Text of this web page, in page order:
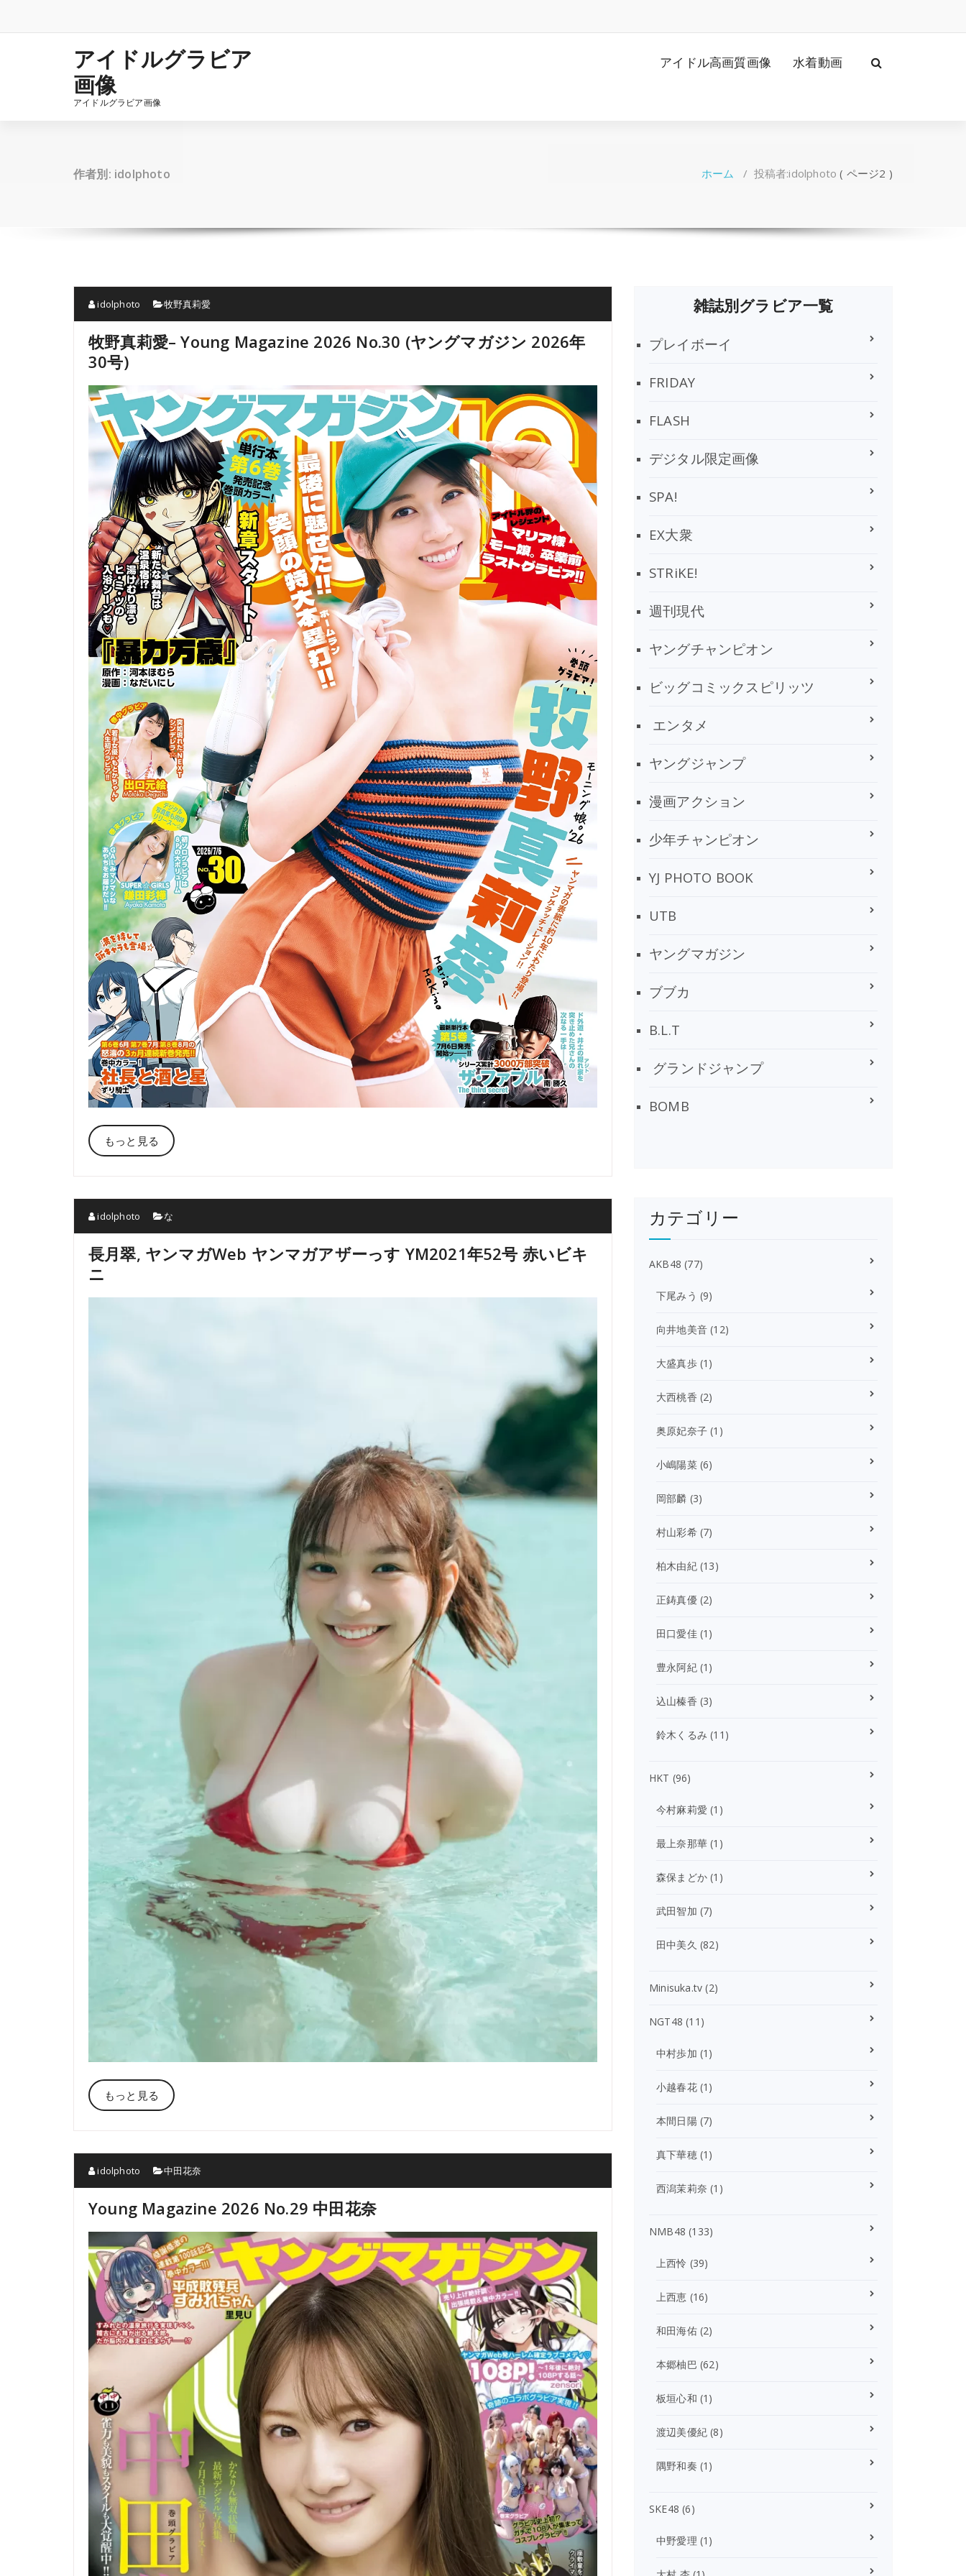
テ
アイドルグラビア
画像
アイドルグラビア画像
アイドル高画質画像 水着動画
作者別: idolphoto ホーム / 投稿者:idolphoto ( ページ2 )
idolphoto 牧野真莉愛
牧野真莉愛– Young Magazine 2026 No.30 (ヤングマガジン 2026年
30号)
もっと見る
idolphoto な
長月翠, ヤンマガWeb ヤンマガアザーっす YM2021年52号 赤いビキ
ニ
もっと見る
idolphoto 中田花奈
Young Magazine 2026 No.29 中田花奈
雑誌別グラビア一覧
プレイボーイ
FRIDAY
FLASH
デジタル限定画像
SPA!
EX大衆
STRiKE!
週刊現代
ヤングチャンピオン
ビッグコミックスピリッツ
エンタメ
ヤングジャンプ
漫画アクション
少年チャンピオン
YJ PHOTO BOOK
UTB
ヤングマガジン
ブブカ
B.L.T
グランドジャンプ
BOMB
カテゴリー
AKB48 (77)
下尾みう (9)
向井地美音 (12)
大盛真歩(1)
大西桃香 (2)
奥原妃奈子 (1)
小嶋陽菜(6)
岡部麟 (3)
村山彩希(7)
柏木由紀(13)
正鋳真優(2)
田口愛佳(1)
豊永阿紀(1)
込山榛香 (3)
鈴木くるみ (11)
HKT (96)
今村麻莉愛 (1)
最上奈那華 (1)
森保まどか (1)
武田智加 (7)
田中美久 (82)
Minisuka.tv (2)
NGT48 (11)
中村歩加 (1)
小越春花(1)
本間日陽(7)
真下華穂(1)
西潟茉莉奈 (1)
NMB48 (133)
上西怜 (39)
上西恵 (16)
和田海佑(2)
本郷柚巴 (62)
板垣心和 (1)
渡辺美優紀 (8)
隅野和奏 (1)
SKE48 (6)
中野愛理 (1)